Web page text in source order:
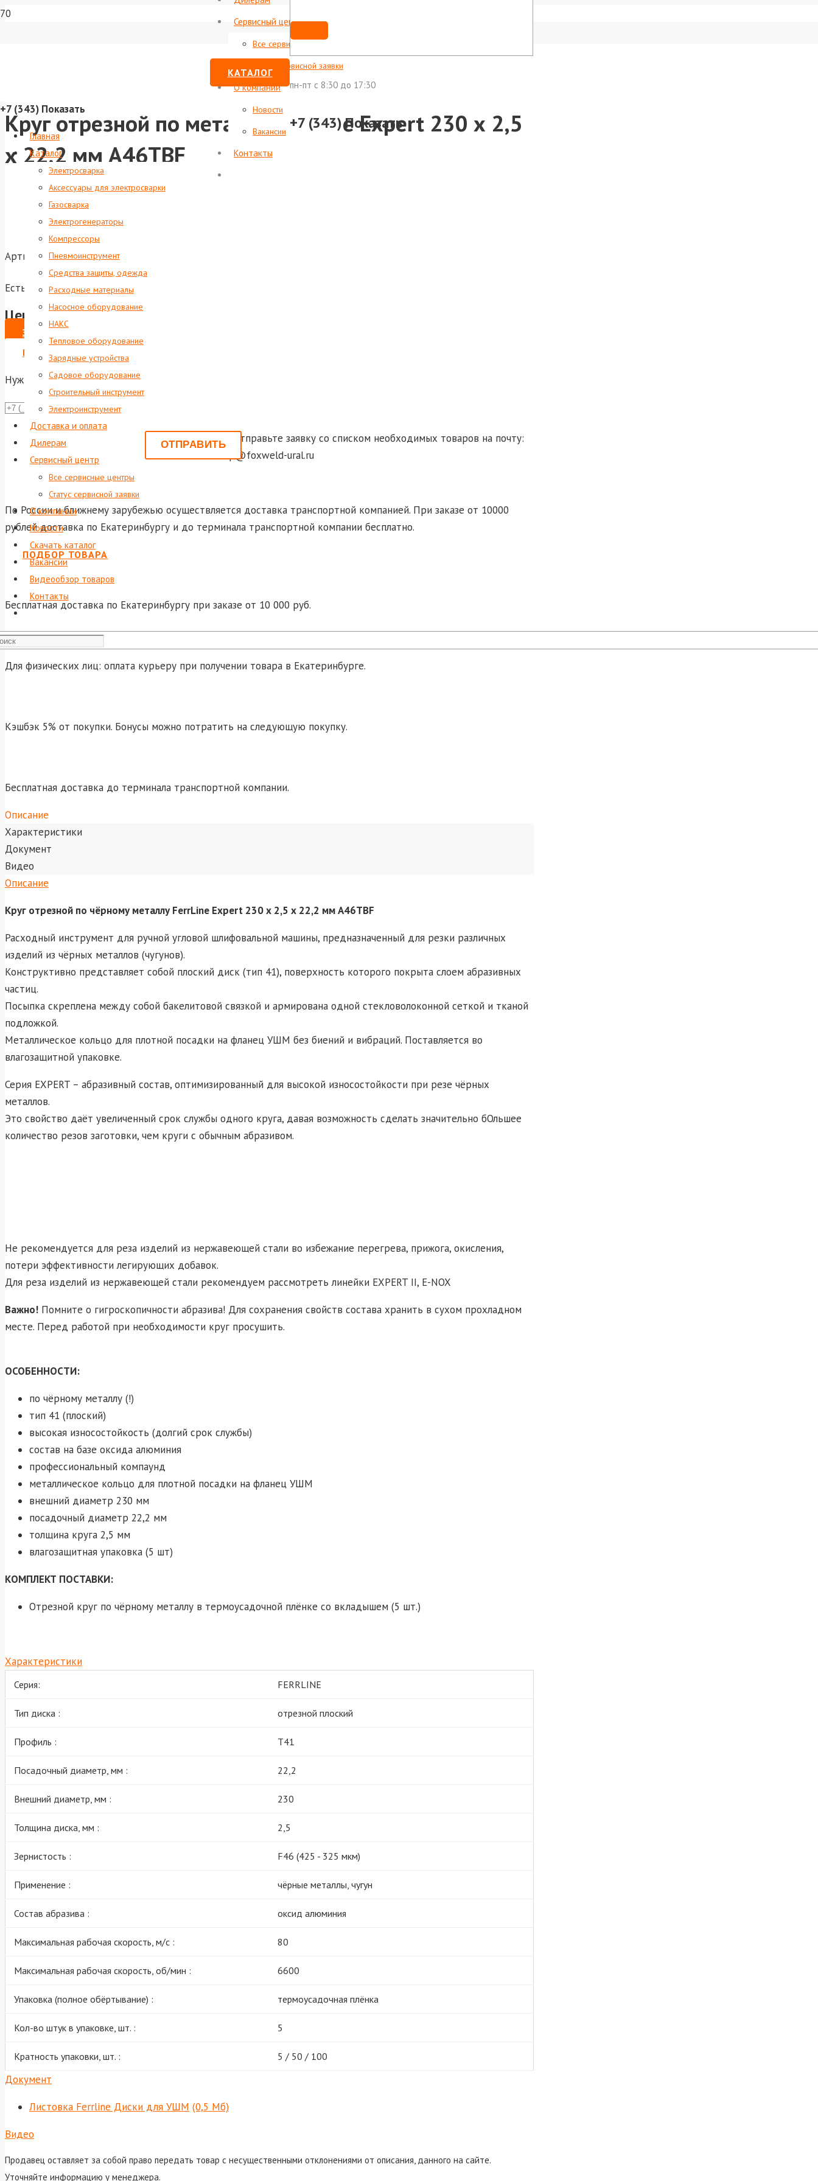
Сервисный центр
Все сервисные центры
Статус сервисной заявки
О компании
Новости
Вакансии
Контакты
КАТАЛОГ
пн-пт c 8:30 до 17:30
+7 (343)Показать
+7 (343) Показать
Главная
Каталог
Электросварка
Аксессуары для электросварки
Газосварка
Электрогенераторы
Компрессоры
Пневмоинструмент
Средства защиты, одежда
Расходные материалы
Насосное оборудование
НАКС
Тепловое оборудование
Зарядные устройства
Садовое оборудование
Строительный инструмент
Электроинструмент
Доставка и оплата
Дилерам
Сервисный центр
Все сервисные центры
Статус сервисной заявки
О компании
Новости
Скачать каталог
Вакансии
Видеообзор товаров
Контакты
Круг отрезной по металлу FerrLine Expert 230 х 2,5
х 22,2 мм A46TBF
Артикул: foxweld-7277
Есть в наличии
Цена по запросу
ЗАКАЗАТЬ
ВЫПИСАТЬ СЧЕТ НА ЮР. ЛИЦО
Нужна консультация?
Или отправьте заявку со списком необходимых товаров на почту:
shop@foxweld-ural.ru
По России и ближнему зарубежью осуществляется доставка транспортной компанией. При заказе от 10000
рублей доставка по Екатеринбургу и до терминала транспортной компании бесплатно.
ПОДБОР ТОВАРА
Бесплатная доставка по Екатеринбургу при заказе от 10 000 руб.
Для физических лиц: оплата курьеру при получении товара в Екатеринбурге.
Кэшбэк 5% от покупки. Бонусы можно потратить на следующую покупку.
Бесплатная доставка до терминала транспортной компании.
Описание
Характеристики
Документ
Видео
Описание
Круг отрезной по чёрному металлу FerrLine Expert 230 х 2,5 х 22,2 мм A46TBF
Расходный инструмент для ручной угловой шлифовальной машины, предназначенный для резки различных
изделий из чёрных металлов (чугунов).
Конструктивно представляет собой плоский диск (тип 41), поверхность которого покрыта слоем абразивных
частиц.
Посыпка скреплена между собой бакелитовой связкой и армирована одной стекловолоконной сеткой и тканой
подложкой.
Металлическое кольцо для плотной посадки на фланец УШМ без биений и вибраций. Поставляется во
влагозащитной упаковке.
Серия EXPERT – абразивный состав, оптимизированный для высокой износостойкости при резе чёрных
металлов.
Это свойство даёт увеличенный срок службы одного круга, давая возможность сделать значительно бОльшее
количество резов заготовки, чем круги с обычным абразивом.
Не рекомендуется для реза изделий из нержавеющей стали во избежание перегрева, прижога, окисления,
потери эффективности легирующих добавок.
Для реза изделий из нержавеющей стали рекомендуем рассмотреть линейки EXPERT II, E-NOX
Важно! Помните о гигроскопичности абразива! Для сохранения свойств состава хранить в сухом прохладном
месте. Перед работой при необходимости круг просушить.
ОСОБЕННОСТИ:
по чёрному металлу (!)
тип 41 (плоский)
высокая износостойкость (долгий срок службы)
состав на базе оксида алюминия
профессиональный компаунд
металлическое кольцо для плотной посадки на фланец УШМ
внешний диаметр 230 мм
посадочный диаметр 22,2 мм
толщина круга 2,5 мм
влагозащитная упаковка (5 шт)
КОМПЛЕКТ ПОСТАВКИ:
Отрезной круг по чёрному металлу в термоусадочной плёнке со вкладышем (5 шт.)
Характеристики
Серия: FERRLINE
Тип диска : отрезной плоский
Профиль : Т41
Посадочный диаметр, мм : 22,2
Внешний диаметр, мм : 230
Толщина диска, мм : 2,5
Зернистость : F46 (425 - 325 мкм)
Применение : чёрные металлы, чугун
Состав абразива : оксид алюминия
Максимальная рабочая скорость, м/с : 80
Максимальная рабочая скорость, об/мин : 6600
Упаковка (полное обёртывание) : термоусадочная плёнка
Кол-во штук в упаковке, шт. : 5
Кратность упаковки, шт. : 5 / 50 / 100
Документ
Листовка Ferrline Диски для УШМ (0,5 Мб)
Видео
Продавец оставляет за собой право передать товар с несущественными отклонениями от описания, данного на сайте.
Уточняйте информацию у менеджера.